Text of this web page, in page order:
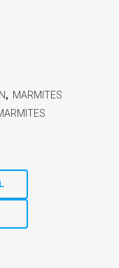
, MARMITES